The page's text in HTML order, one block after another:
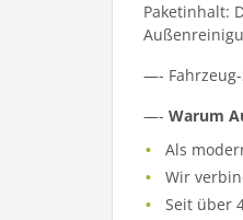
Paketinhalt:
—-
—- Warum
Als
Wir
Seit über